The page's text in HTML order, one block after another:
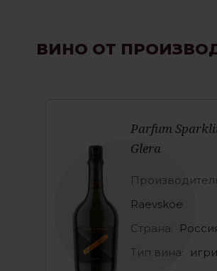
ВИНО ОТ
Parfum
Glera
Raevskoe
Страна:
Тип вина: